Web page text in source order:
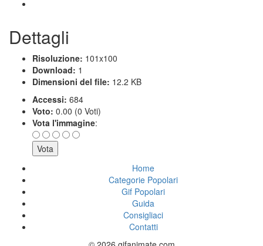
Dettagli
Risoluzione: 101x100
Download: 1
Dimensioni del file: 12.2 KB
Accessi: 684
Voto: 0.00 (0 Voti)
Vota l'immagine:
Home
Categorie Popolari
Gif Popolari
Guida
Consigliaci
Contatti